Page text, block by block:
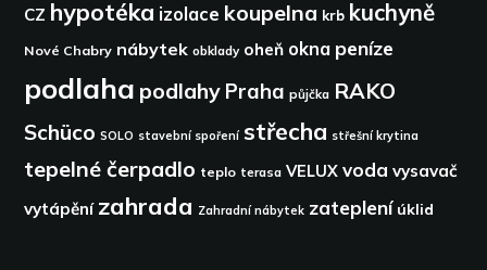
CZ hypotéka izolace koupelna krb kuchyně
Nové Chabry nábytek obklady oheň okna peníze
podlaha podlahy Praha půjčka RAKO
Schüco SOLO stavební spoření střecha střešní krytina
tepelné čerpadlo teplo terasa VELUX voda vysavač
vytápění zahrada Zahradní nábytek zateplení úklid